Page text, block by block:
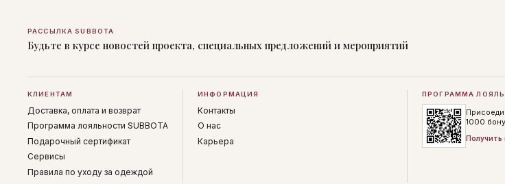
РАССЫЛКА SUBBOTA
Будьте в курсе новостей проекта, специальных предложений и мероприятий
КЛИЕНТАМ
Доставка, оплата и возврат
Программа лояльности SUBBOTA
Подарочный сертификат
Сервисы
Правила по уходу за одеждой
ИНФОРМАЦИЯ
Контакты
О нас
Карьера
ПРОГРАММА
1000
Получить